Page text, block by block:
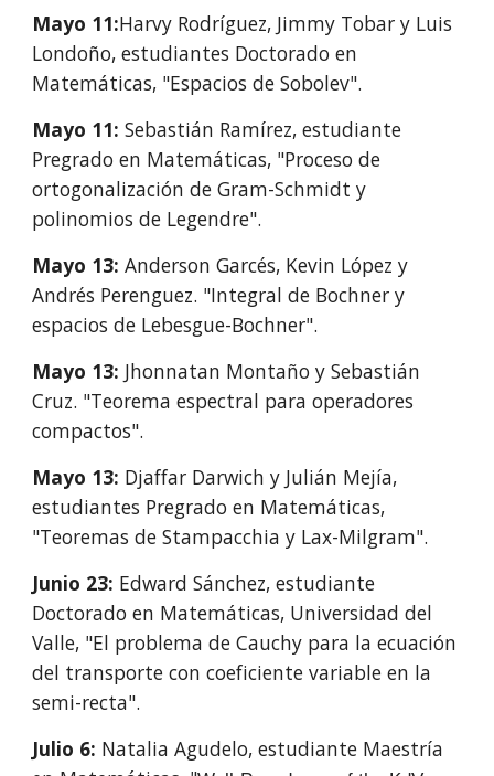
Mayo 11:Harvy Rodríguez, Jimmy Tobar y Luis
Londoño, estudiantes Doctorado en
Matemáticas, "Espacios de Sobolev".
Mayo 11:Sebastián Ramírez, estudiante
Pregrado en Matemáticas, "Proceso de
ortogonalización de Gram-Schmidt y
polinomios de Legendre".
Mayo 13:Anderson Garcés, Kevin López y
Andrés Perenguez. "Integral de Bochner y
espacios de Lebesgue-Bochner".
Mayo 13: Jhonnatan Montaño y Sebastián
Cruz. "Teorema espectral para operadores
compactos".
Mayo 13: Djaffar Darwich y Julián Mejía,
estudiantes Pregrado en Matemáticas,
"Teoremas de Stampacchia y Lax-Milgram".
Junio 23: Edward Sánchez, estudiante
Doctorado en Matemáticas, Universidad del
Valle, "El problema de Cauchy para la ecuación
del transporte con coeficiente variable en la
semi-recta".
Julio 6: Natalia Agudelo, estudiante Maestría